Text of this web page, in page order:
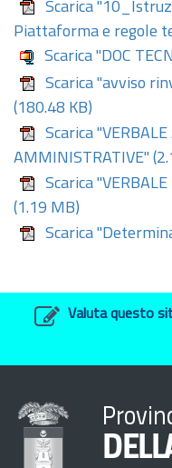
Scarica
Piattaforma e regole
Scarica "DOC
Scarica "avviso
(180.48 KB)
Scarica
AMMINISTRATIVE"
Scarica
(1.19 MB)
Scarica
Valuta questo